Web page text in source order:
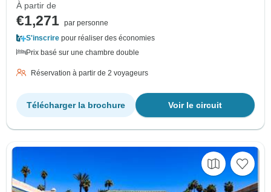
À partir de
€1,271 par personne
S'inscrire pour réaliser des économies
Prix basé sur une chambre double
Réservation à partir de 2 voyageurs
Voir le circuit
Télécharger la brochure